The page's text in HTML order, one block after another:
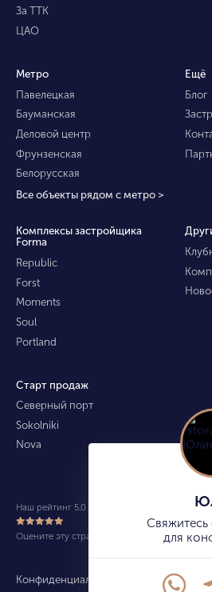
За ТТК
ЦАО
Метро
Павелецкая
Бауманская
Деловой центр
Фрунзенская
Белорусская
Все объекты рядом с метро >
Ещё
Блог
Комплексы застройщика
Forma
Republic
Forst
Moments
Soul
Portland
Старт продаж
Северный порт
Sokolniki
Nova
Конфиденциальность Карта сайта
Наш рейтинг 5.0 из 5 (490)
Оцените эту страницу
Свяжитесь
для